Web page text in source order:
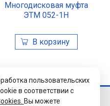
Многодисковая муфта
ЭТМ 052-1Н
пользовательских
в соответствии с
Вы можете